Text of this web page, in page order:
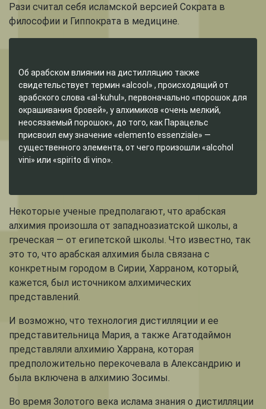
Рази считал себя исламской версией Сократа в
философии и Гиппократа в медицине.
Об арабском влиянии на дистилляцию также
свидетельствует термин «alcool» , происходящий от
арабского слова «al-kuhul», первоначально «порошок для
окрашивания бровей», у алхимиков «очень мелкий,
неосязаемый порошок», до того, как Парацельс
присвоил ему значение «elemento essenziale» —
существенного элемента, от чего произошли «alcohol
vini» или «spirito di vino».
Некоторые ученые предполагают, что арабская
алхимия произошла от западноазиатской школы, а
греческая — от египетской школы. Что известно, так
это то, что арабская алхимия была связана с
конкретным городом в Сирии, Харраном, который,
кажется, был источником алхимических
представлений.
И возможно, что технология дистилляции и ее
представительница Мария, а также Агатодаймон
представляли алхимию Харрана, которая
предположительно перекочевала в Александрию и
была включена в алхимию Зосимы.
Во время Золотого века ислама знания о дистилляции